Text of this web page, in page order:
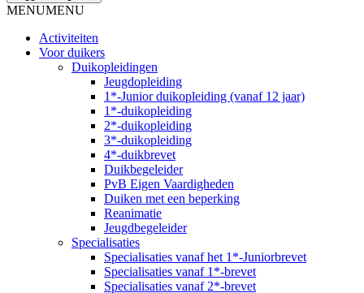
MENUMENU
Activiteiten
Voor duikers
Duikopleidingen
Jeugdopleiding
1*-Junior duikopleiding (vanaf 12 jaar)
1*-duikopleiding
2*-duikopleiding
3*-duikopleiding
4*-duikbrevet
Duikbegeleider
PvB Eigen Vaardigheden
Duiken met een beperking
Reanimatie
Jeugdbegeleider
Specialisaties
Specialisaties vanaf het 1*-Juniorbrevet
Specialisaties vanaf 1*-brevet
Specialisaties vanaf 2*-brevet